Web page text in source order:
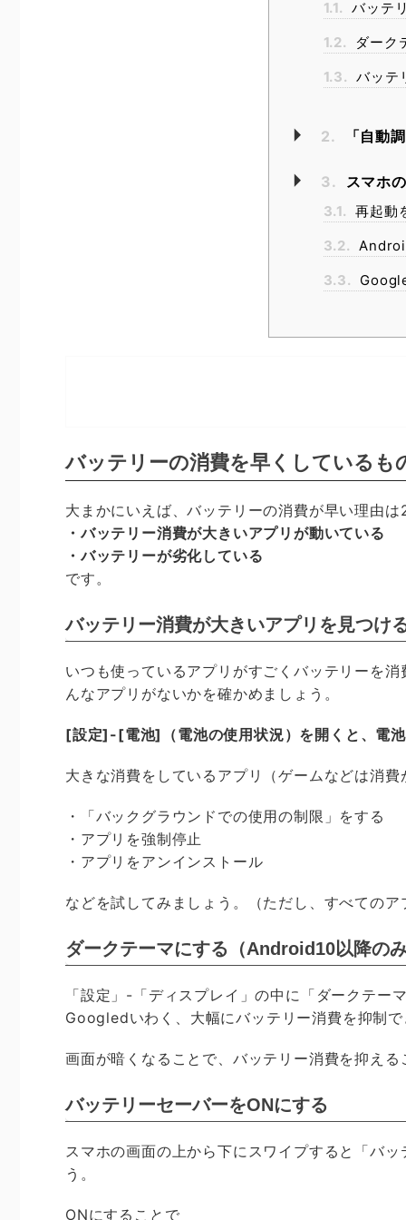
1.1. バッテ
1.2.
ダーク
1.3. バッテ
2. 「自動
3. スマホ
3.1. 再起動
3.2.
3.3.
バッテリーの消費を早くしているも
大まかにいえば、バッテリーの消費が早い理由は2
・バッテリー消費が大きいアプリが動いている
・バッテリーが劣化している
です。
バッテリー消費が大きいアプリを見つけ
いつも使っているアプリがすごくバッテリーを
んなアプリがないかを確かめましょう。
[設定]-[電池]（電池の使用状況）を開くと、電池
大きな消費をしているアプリ（ゲームなどは消費
・「バックグラウンドでの使用の制限」をする
・アプリを強制停止
・アプリをアンインストール
などを試してみましょう。（ただし、すべてのア
ダークテーマにする（Android10以降のみ
「設定」-「ディスプレイ」の中に「ダークテー
Googledいわく、大幅にバッテリー消費を抑制で
画面が暗くなることで、バッテリー消費を抑え
バッテリーセーバーをONにする
スマホの画面の上から下にスワイプすると「バ
う。
ONにすることで